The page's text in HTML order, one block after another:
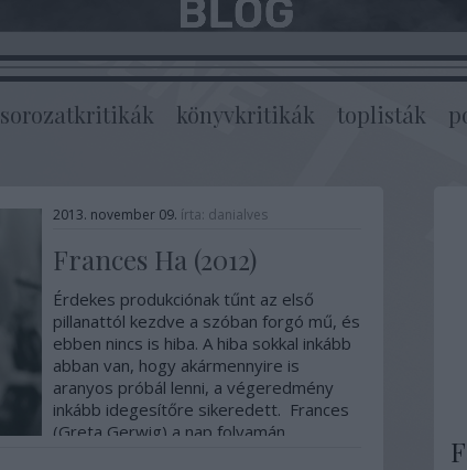
sorozatkritikák könyvkritikák toplisták
2013. november 09. írta: danialves
Frances Ha (2012)
Érdekes produkciónak tűnt az első
pillanattól kezdve a szóban forgó mű, és
ebben nincs is hiba. A hiba sokkal inkább
abban van, hogy akármennyire is
aranyos próbál lenni, a végeredmény
inkább idegesítőre sikeredett. Frances
(Greta Gerwig) a nap folyamán